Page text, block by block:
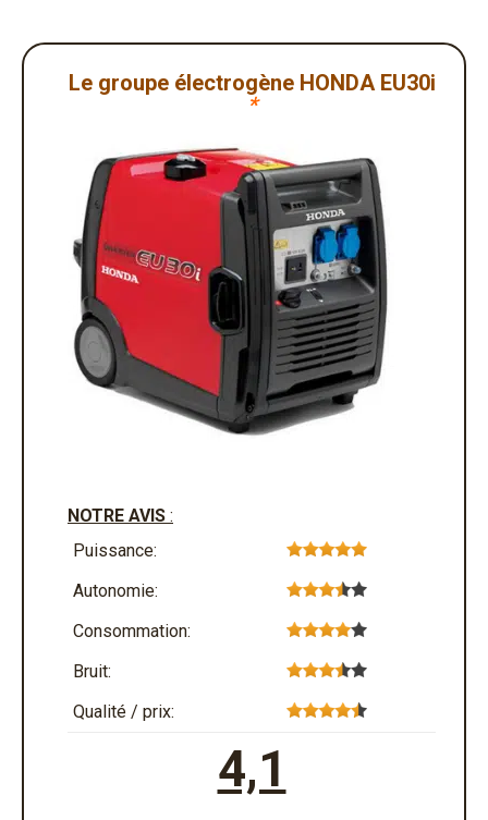
Le groupe électrogène HONDA EU30i
*
NOTRE AVIS :
Puissance:
Autonomie:
Consommation:
Bruit:
Qualité / prix:
4,1